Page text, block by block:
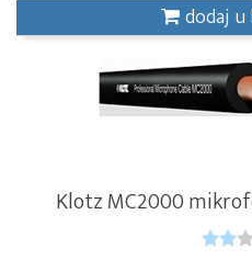
dodaj
Klotz MC2000